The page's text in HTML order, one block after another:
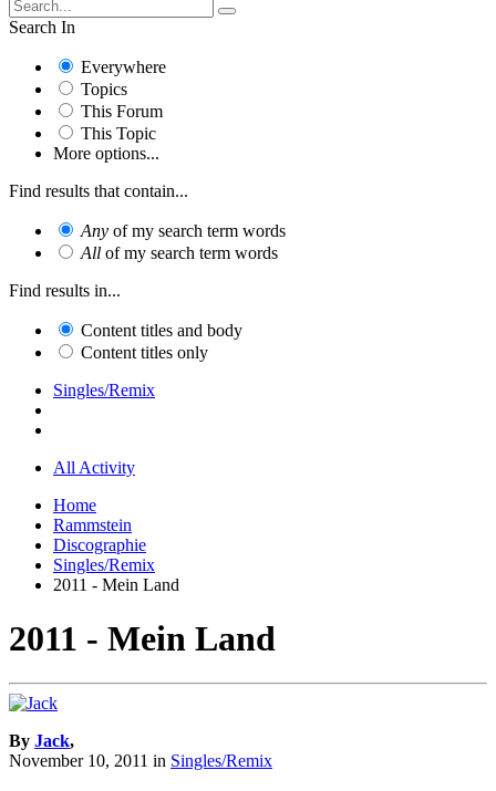
Search In
Everywhere
Topics
This Forum
This Topic
More options...
Find results that contain...
Any of my search term words
All of my search term words
Find results in...
Content titles and body
Content titles only
Singles/Remix
All Activity
Home
Rammstein
Discographie
Singles/Remix
2011 - Mein Land
2011 - Mein Land
By Jack,
November 10, 2011 in Singles/Remix